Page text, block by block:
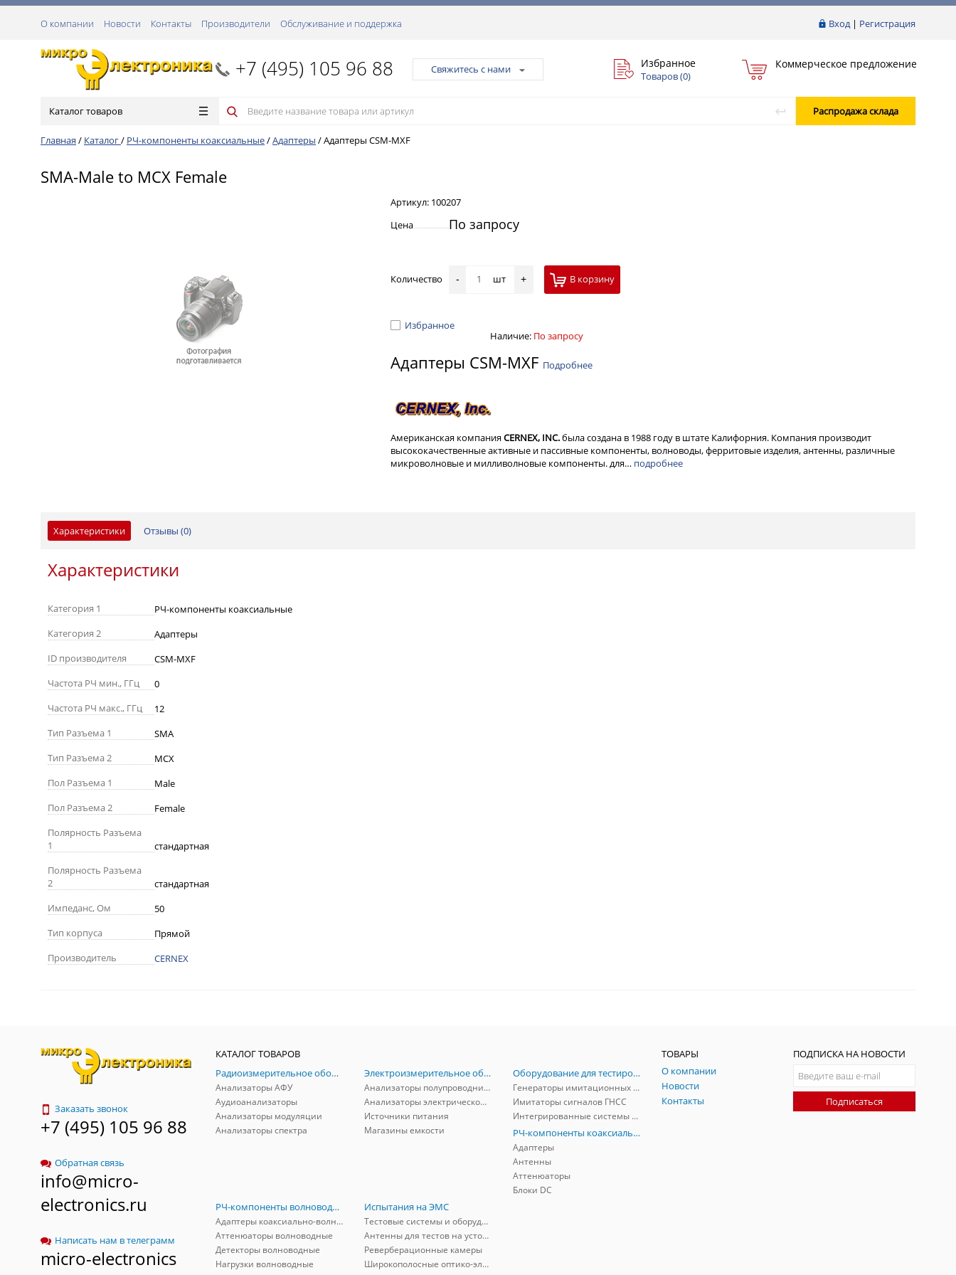
Вход| Регистрация
О компании Новости Контакты Производители Обслуживание и поддержка
+7 (495) 105 96 88 Свяжитесь с нами Избранное
Товаров (0)
Коммерческое предложение
Каталог товаров Распродажа склада
Главная / Каталог/ РЧ-компоненты коаксиальные/Адаптеры /Адаптеры CSM-MXF
SMA-Male to MCX Female
Артикул: 100207
Цена
По запросу
Количество - шт + В корзину
Избранное
Наличие: По запросу
Адаптеры CSM-MXF Подробнее
Американская компанияCERNEX, INC.была создана в 1988 году в штате Калифорния. Компания производит
высококачественные активные и пассивные компоненты, волноводы, ферритовые изделия, антенны, различные
микроволновые и милливолновые компоненты. для… подробнее
Характеристики Отзывы (0)
Характеристики
Категория 1
РЧ-компоненты коаксиальные
Категория 2
Адаптеры
ID производителя
CSM-MXF
Частота РЧ мин., ГГц
0
Частота РЧ макс., ГГц
12
Тип Разъема 1
SMA
Тип Разъема 2
MCX
Пол Разъема 1
Male
Пол Разъема 2
Female
Полярность Разъема
1
стандартная
Полярность Разъема
2
стандартная
Импеданс, Ом
50
Тип корпуса
Прямой
Производитель
CERNEX
Заказать звонок
+7 (495) 105 96 88
Обратная связь
info@micro-
electronics.ru
Написать нам в телеграмм
micro-electronics
КАТАЛОГ ТОВАРОВ
Радиоизмерительное оборудование
Анализаторы АФУ
Аудиоанализаторы
Анализаторы модуляции
Анализаторы спектра
Электроизмерительное оборудование
Анализаторы полупроводников
Анализаторы электрической мощности
Источники питания
Магазины емкости
Оборудование для тестирования и симуляции ГНСС
Генераторы имитационных и заградительных помех
Имитаторы сигналов ГНСС
Интегрированные системы защиты от ГНСС-помех
РЧ-компоненты коаксиальные
Адаптеры
Антенны
Аттенюаторы
Блоки DC
РЧ-компоненты волноводные
Адаптеры коаксиально-волноводные
Аттенюаторы волноводные
Детекторы волноводные
Нагрузки волноводные
Испытания на ЭМС
Тестовые системы и оборудование
Антенны для тестов на устойчивость к ЭМП
Реверберационные камеры
Широкополосные оптико-электрические линии
ТОВАРЫ
О компании
Новости
Контакты
ПОДПИСКА НА НОВОСТИ
Подписаться